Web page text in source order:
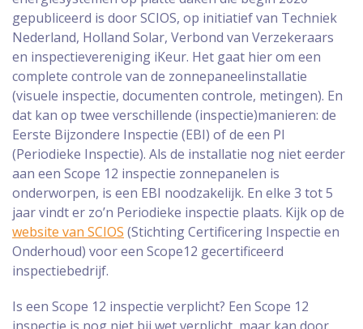
gepubliceerd is door SCIOS, op initiatief van Techniek
Nederland, Holland Solar, Verbond van Verzekeraars
en inspectievereniging iKeur. Het gaat hier om een
complete controle van de zonnepaneelinstallatie
(visuele inspectie, documenten controle, metingen). En
dat kan op twee verschillende (inspectie)manieren: de
Eerste Bijzondere Inspectie (EBI) of de een PI
(Periodieke Inspectie). Als de installatie nog niet eerder
aan een Scope 12 inspectie zonnepanelen is
onderworpen, is een EBI noodzakelijk. En elke 3 tot 5
jaar vindt er zo’n Periodieke inspectie plaats. Kijk op de
website van SCIOS (Stichting Certificering Inspectie en
Onderhoud) voor een Scope12 gecertificeerd
inspectiebedrijf.
Is een Scope 12 inspectie verplicht? Een Scope 12